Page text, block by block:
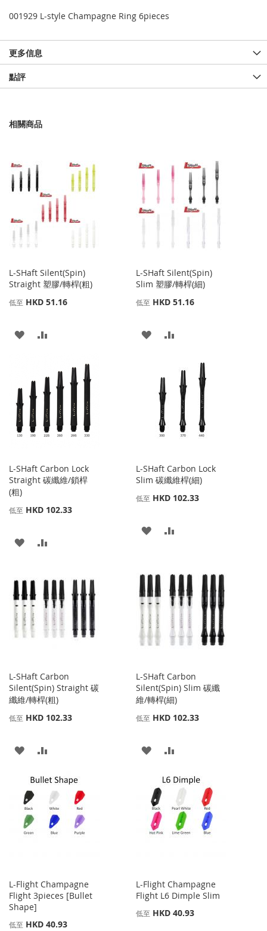
001929 L-style Champagne Ring 6pieces
更多信息
點評
相關商品
L-SHaft Silent(Spin)
Straight 塑膠/轉桿(粗)
低至 HKD 51.16
添
收
藏
夾
並
比
較
L-SHaft Silent(Spin)
Slim 塑膠/轉桿(細)
低至 HKD 51.16
添
收
藏
夾
並
比
較
L-SHaft Carbon Lock
Straight 碳纖維/鎖桿
(粗)
低至 HKD 102.33
添
到
收
藏
並
比
較
L-SHaft Carbon Lock
Slim 碳纖維桿(細)
低至 HKD 102.33
添
收
藏
夾
比
較
L-SHaft Carbon
Silent(Spin) Straight 碳
纖維/轉桿(粗)
低至 HKD 102.33
添
到
收
藏
並
比
較
L-SHaft Carbon
Silent(Spin) Slim 碳纖
維/轉桿(細)
低至 HKD 102.33
添
到
收
藏
並
比
較
L-Flight Champagne
Flight 3pieces [Bullet
Shape]
低至 HKD 40.93
L-Flight Champagne
Flight L6 Dimple Slim
低至 HKD 40.93